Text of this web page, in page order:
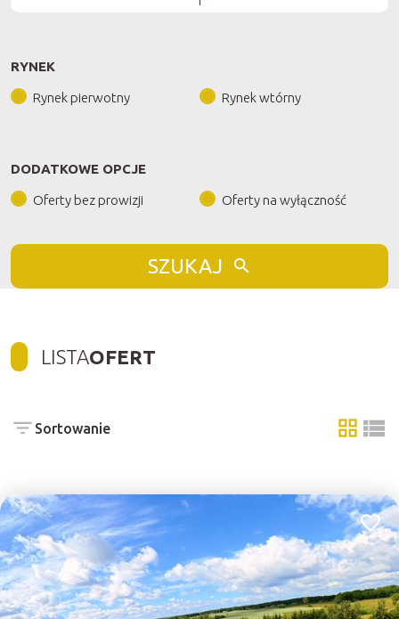
RYNEK
Rynek pierwotny Rynek wtórny
DODATKOWE OPCJE
Oferty bez prowizji Oferty na wyłączność
SZUKAJ
LISTAOFERT
Sortowanie
tabela